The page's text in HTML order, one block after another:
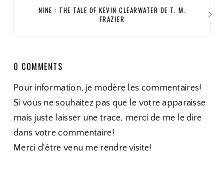
NINE : THE TALE OF KEVIN CLEARWATER DE T. M.
FRAZIER
0 COMMENTS
Pour information, je modère les commentaires!
Si vous ne souhaitez pas que le votre apparaisse
mais juste laisser une trace, merci de me le dire
dans votre commentaire!
Merci d'être venu me rendre visite!